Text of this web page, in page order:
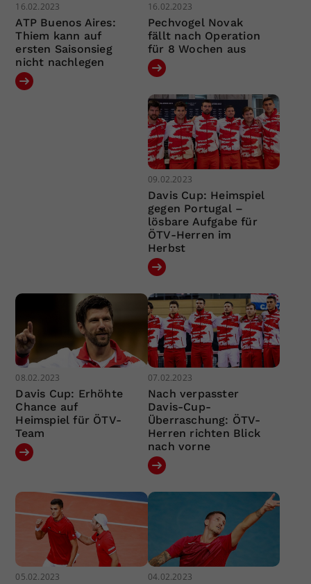
16.02.2023
ATP Buenos Aires:
Thiem kann auf
ersten Saisonsieg
nicht nachlegen
16.02.2023
Pechvogel Novak
fällt nach Operation
für 8 Wochen aus
09.02.2023
Davis Cup: Heimspiel
gegen Portugal –
lösbare Aufgabe für
ÖTV-Herren im
Herbst
08.02.2023
Davis Cup: Erhöhte
Chance auf
Heimspiel für ÖTV-
Team
07.02.2023
Nach verpasster
Davis-Cup-
Überraschung: ÖTV-
Herren richten Blick
nach vorne
05.02.2023 04.02.2023